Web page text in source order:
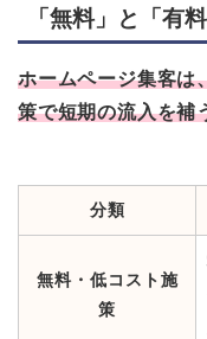
「無料」と「有
ホームページ集客は
策で短期の流入を補
分類
無料・低コスト施
策